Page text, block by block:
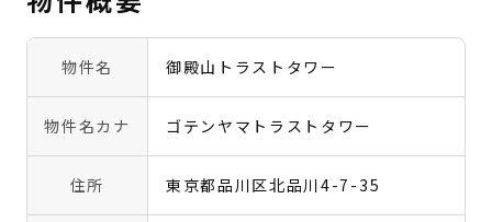
物件名 御殿山トラストタワー
物件名カナ ゴテンヤマトラストタワー
住所 東京都品川区北品川4-7-35